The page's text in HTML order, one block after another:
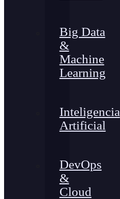
Big Data
&
Machine
Learning
Inteligencia
Artificial
DevOps
&
Cloud